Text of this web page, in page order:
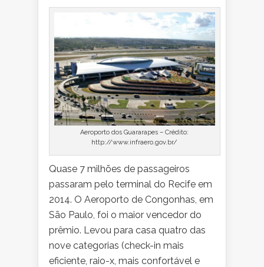
Aeroporto dos Guararapes – Crédito:
http://www.infraero.gov.br/
Quase 7 milhões de passageiros
passaram pelo terminal do Recife em
2014. O Aeroporto de Congonhas, em
São Paulo, foi o maior vencedor do
prêmio. Levou para casa quatro das
nove categorias (check-in mais
eficiente, raio-x, mais confortável e